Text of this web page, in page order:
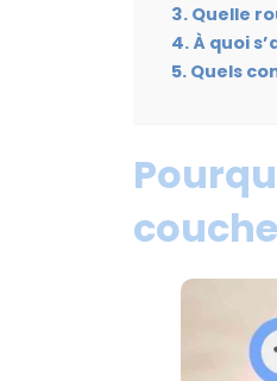
Quelle
À quoi
Quels